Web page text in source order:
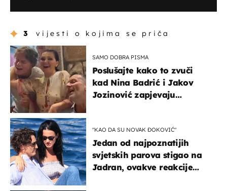
3 vijesti o kojima se priča
SAMO DOBRA PISMA
Poslušajte kako to zvuči
kad Nina Badrić i Jakov
Jozinović zapjevaju
"KAO DA SU NOVAK ĐOKOVIĆ"
Jedan od najpoznatijih
svjetskih parova stigao na
Jadran, ovakve reakcije